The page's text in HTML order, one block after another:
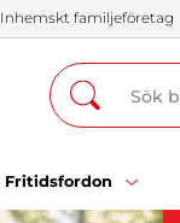
Inhemskt familjeföretag
Fritidsfordon